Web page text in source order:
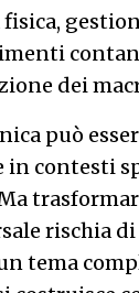
dei
può
in contesti
rischia
tema